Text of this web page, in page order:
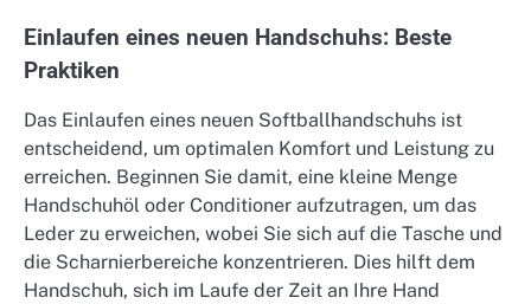
Einlaufen eines neuen Handschuhs: Beste
Praktiken
Das Einlaufen eines neuen Softballhandschuhs ist
entscheidend, um optimalen Komfort und Leistung zu
erreichen. Beginnen Sie damit, eine kleine Menge
Handschuhöl oder Conditioner aufzutragen, um das
Leder zu erweichen, wobei Sie sich auf die Tasche und
die Scharnierbereiche konzentrieren. Dies hilft dem
Handschuh, sich im Laufe der Zeit an Ihre Hand